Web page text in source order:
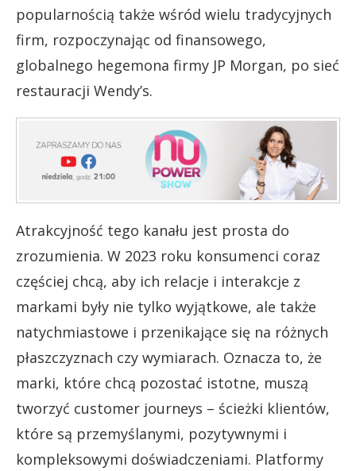
popularnością także wśród wielu tradycyjnych
firm, rozpoczynając od finansowego,
globalnego hegemona firmy JP Morgan, po sieć
restauracji Wendy’s.
Atrakcyjność tego kanału jest prosta do
zrozumienia. W 2023 roku konsumenci coraz
częściej chcą, aby ich relacje i interakcje z
markami były nie tylko wyjątkowe, ale także
natychmiastowe i przenikające się na różnych
płaszczyznach czy wymiarach. Oznacza to, że
marki, które chcą pozostać istotne, muszą
tworzyć customer journeys – ścieżki klientów,
które są przemyślanymi, pozytywnymi i
kompleksowymi doświadczeniami. Platformy